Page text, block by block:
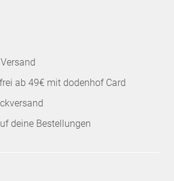
ab 49€ mit dodenhof Card
deine Bestellungen